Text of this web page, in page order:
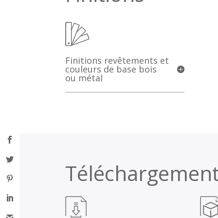
Finitions revêtements et
couleurs de base bois
ou métal